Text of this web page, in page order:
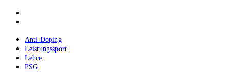
Skip
contentAnti-Doping
Leistungssport
Lehre
PSG